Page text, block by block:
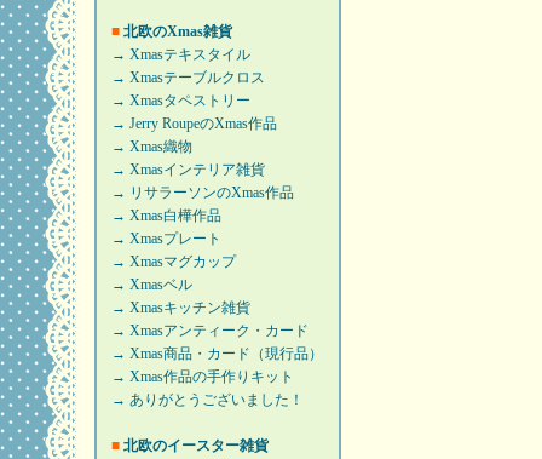
■ 北欧のXmas雑貨
→ Xmasテキスタイル
→ Xmasテーブルクロス
→ Xmasタペストリー
→ Jerry RoupeのXmas作品
→ Xmas織物
→ Xmasインテリア雑貨
→ リサラーソンのXmas作品
→ Xmas白樺作品
→ Xmasプレート
→ Xmasマグカップ
→ Xmasベル
→ Xmasキッチン雑貨
→ Xmasアンティーク・カード
→ Xmas商品・カード（現行品）
→ Xmas作品の手作りキット
→ ありがとうございました！
■ 北欧のイースター雑貨